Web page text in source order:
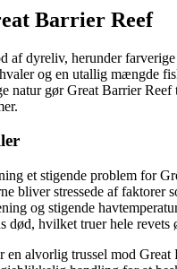
Barrier Reef
af dyreliv, herunder
og en utallig mængde
natur gør Great Barrier Reef
et stigende problem for
bliver stressede af faktorer
og stigende
død, hvilket truer hele revets
en alvorlig trussel mod Great